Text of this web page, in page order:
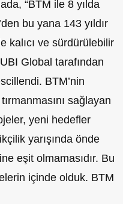
“BTM ile 8 yılda
bu yana 143 yıldır
kalıcı ve sürdürülebilir
Global tarafından
BTM’nin
sağlayan
yeni hedefler
yarışında önde
eşit olmamasıdır. Bu
içinde olduk. BTM